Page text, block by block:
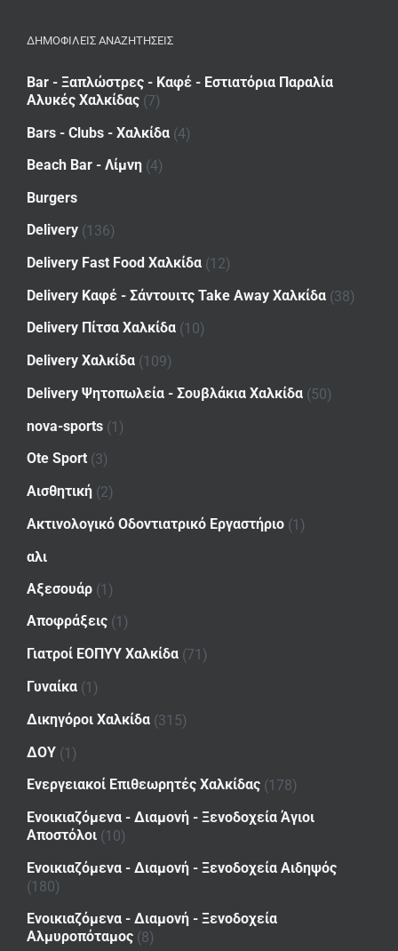
ΔΗΜΟΦΙΛΕΙΣ ΑΝΑΖΗΤΗΣΕΙΣ
Bar - Ξαπλώστρες - Καφέ - Εστιατόρια Παραλία
Αλυκές Χαλκίδας (7)
Bars - Clubs - Χαλκίδα (4)
Beach Bar - Λίμνη (4)
Burgers
Delivery (136)
Delivery Fast Food Χαλκίδα (12)
Delivery Καφέ - Σάντουιτς Take Away Χαλκίδα (38)
Delivery Πίτσα Χαλκίδα (10)
Delivery Χαλκίδα (109)
Delivery Ψητοπωλεία - Σουβλάκια Χαλκίδα (50)
nova-sports (1)
Ote Sport (3)
Αισθητική (2)
Ακτινολογικό Οδοντιατρικό Εργαστήριο (1)
αλι
Αξεσουάρ (1)
Αποφράξεις (1)
Γιατροί ΕΟΠΥΥ Χαλκίδα (71)
Γυναίκα (1)
Δικηγόροι Χαλκίδα (315)
ΔΟΥ (1)
Ενεργειακοί Επιθεωρητές Χαλκίδας (178)
Ενοικιαζόμενα - Διαμονή - Ξενοδοχεία Άγιοι
Αποστόλοι (10)
Ενοικιαζόμενα - Διαμονή - Ξενοδοχεία Αιδηψός
(180)
Ενοικιαζόμενα - Διαμονή - Ξενοδοχεία
Αλμυροπόταμος (8)